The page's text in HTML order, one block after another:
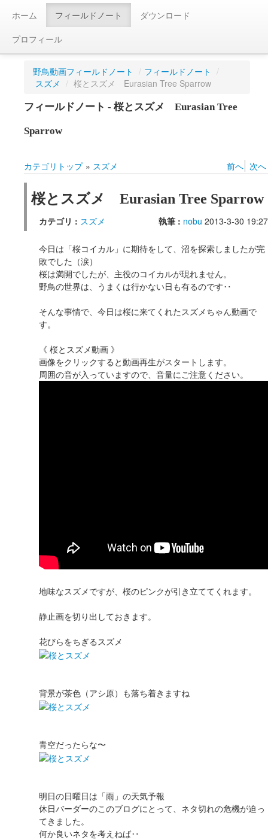
ホーム フィールドノート
ダウンロード
プロフィール
野鳥動画フィールドノート / フィールドノート /
スズメ / 桜とスズメ Eurasian Tree Sparrow
フィールドノート - 桜とスズメ Eurasian Tree
Sparrow
カテゴリトップ » スズメ 前へ 次へ
桜とスズメ Eurasian Tree Sparrow
カテゴリ : スズメ 執筆 : nobu 2013-3-30 19:27
今日は「桜コイカル」に期待をして、沼を探索しましたが完
敗でした（涙）
桜は満開でしたが、主役のコイカルが現れません。
野鳥の世界は、うまくは行かない日も有るのです‥
そんな事情で、今日は桜に来てくれたスズメちゃん動画で
す。
《 桜とスズメ動画 》
画像をクリックすると動画再生がスタートします。
周囲の音が入っていますので、音量にご注意ください。
地味なスズメですが、桜のピンクが引き立ててくれます。
静止画を切り出しておきます。
花びらをちぎるスズメ
背景が茶色（アシ原）も落ち着きますね
青空だったらな〜
明日の日曜日は「雨」の天気予報
休日バーダーのこのブログにとって、ネタ切れの危機が迫っ
てきました。
何か良いネタを考えねば‥